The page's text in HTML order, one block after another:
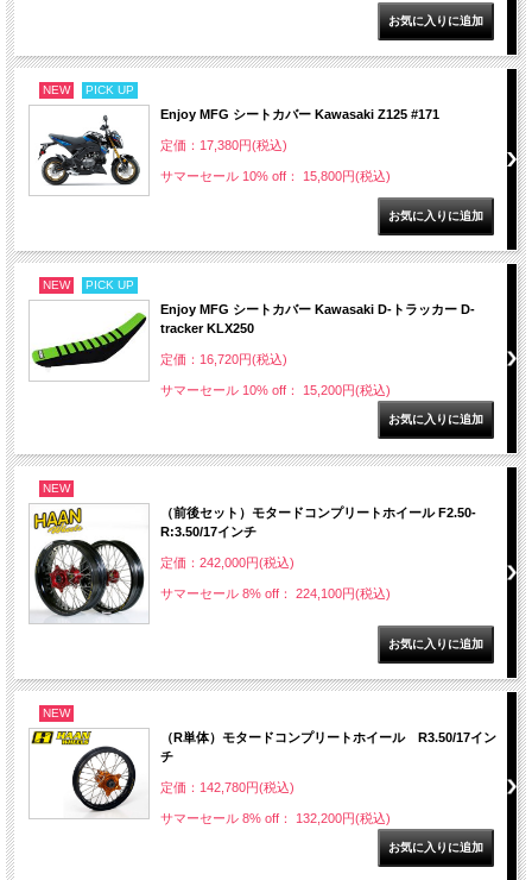
NEW PICK UP
Enjoy MFG シートカバー Kawasaki Z125 #171
定価：17,380円(税込)
サマーセール 10% off： 15,800円(税込)
NEW PICK UP
Enjoy MFG シートカバー Kawasaki D-トラッカー D-
tracker KLX250
定価：16,720円(税込)
サマーセール 10% off： 15,200円(税込)
NEW
（前後セット）モタードコンプリートホイール F2.50-
R:3.50/17インチ
定価：242,000円(税込)
サマーセール 8% off： 224,100円(税込)
NEW
（R単体）モタードコンプリートホイール R3.50/17イン
チ
定価：142,780円(税込)
サマーセール 8% off： 132,200円(税込)